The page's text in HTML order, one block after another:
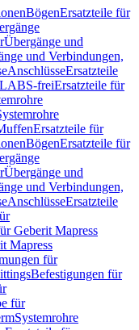
BögenErsatzteile für
Übergänge und
und Verbindungen,
AnschlüsseErsatzteile
freiErsatzteile für
Ersatzteile für
BögenErsatzteile für
Übergänge und
und Verbindungen,
AnschlüsseErsatzteile
Geberit Mapress
Mapress
für
Befestigungen für
für
Systemrohre